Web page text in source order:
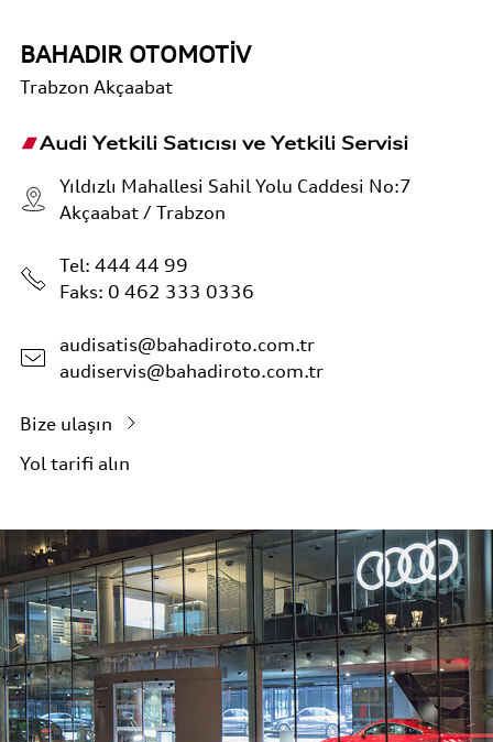
BAHADIR OTOMOTİV
Trabzon Akçaabat
Audi Yetkili Satıcısı ve Yetkili Servisi
Yıldızlı Mahallesi Sahil Yolu Caddesi No:7
Akçaabat / Trabzon
Tel: 444 44 99
Faks: 0 462 333 0336
audisatis@bahadiroto.com.tr
audiservis@bahadiroto.com.tr
Bize ulaşın
Yol tarifi alın